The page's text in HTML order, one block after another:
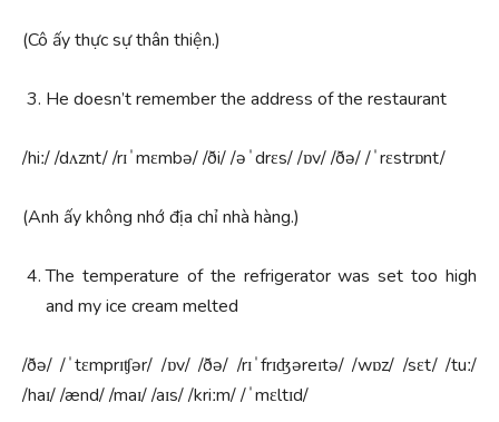
(Cô ấy thực sự thân thiện.)
He doesn’t remember the address of the restaurant
/hiː/ /dʌznt/ /rɪˈmɛmbə/ /ði/ /əˈdrɛs/ /ɒv/ /ðə/ /ˈrɛstrɒnt/
(Anh ấy không nhớ địa chỉ nhà hàng.)
The temperature of the refrigerator was set too high
and my ice cream melted
/ðə/ /ˈtɛmprɪʧər/ /ɒv/ /ðə/ /rɪˈfrɪʤəreɪtə/ /wɒz/ /sɛt/ /tuː/
/haɪ/ /ænd/ /maɪ/ /aɪs/ /kriːm/ /ˈmɛltɪd/